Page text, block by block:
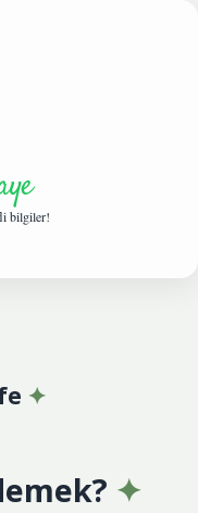
bilgiler!